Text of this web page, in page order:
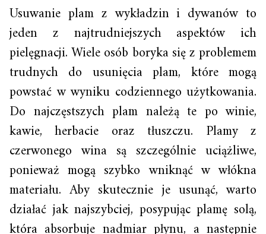
Usuwanie plam z wykładzin i dywanów to
jeden z najtrudniejszych aspektów ich
pielęgnacji. Wiele osób boryka się z problemem
trudnych do usunięcia plam, które mogą
powstać w wyniku codziennego użytkowania.
Do najczęstszych plam należą te po winie,
kawie, herbacie oraz tłuszczu. Plamy z
czerwonego wina są szczególnie uciążliwe,
ponieważ mogą szybko wniknąć w włókna
materiału. Aby skutecznie je usunąć, warto
działać jak najszybciej, posypując plamę solą,